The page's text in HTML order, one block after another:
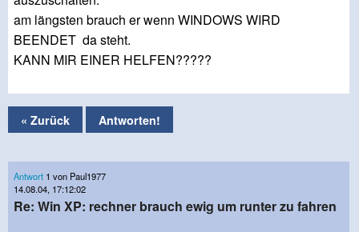
am längsten brauch er wenn WINDOWS WIRD
BEENDET da steht.
KANN MIR EINER HELFEN?????
« Zurück Antworten!
Antwort 1 von Paul1977
14.08.04, 17:12:02
Re: Win XP: rechner brauch ewig um runter zu fahren